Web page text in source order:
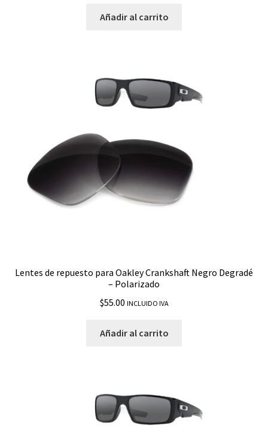
Añadir al carrito
Lentes de repuesto para Oakley Crankshaft Negro Degradé
– Polarizado
$55.00 INCLUIDO IVA
Añadir al carrito